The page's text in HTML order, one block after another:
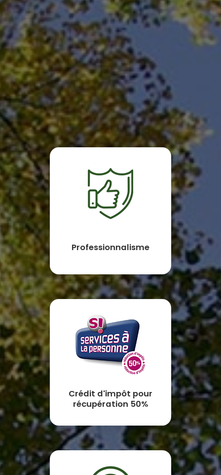
Professionnalisme
Crédit d'impôt pour
récupération 50%